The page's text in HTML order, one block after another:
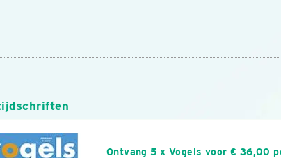
Ontvang 5 x Vogels voor € 36,00